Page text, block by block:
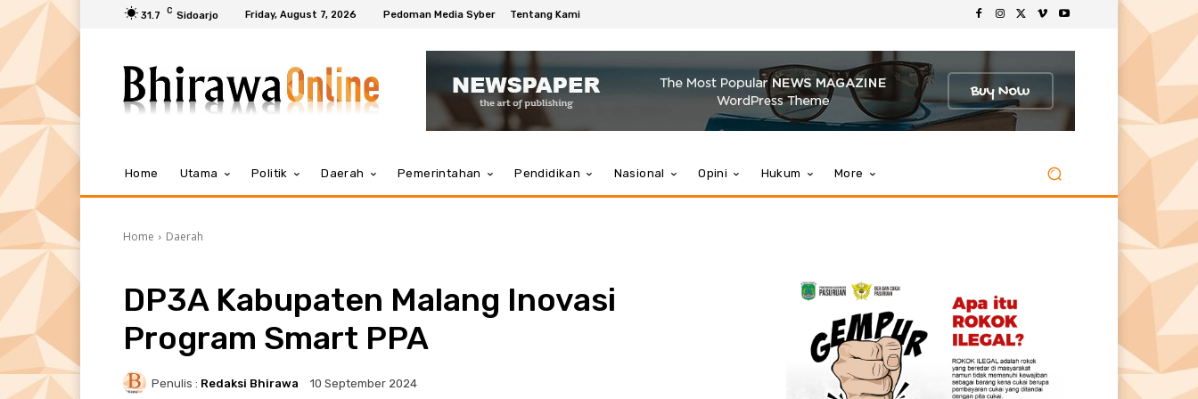
31.7 C Sidoarjo Friday, August 7, 2026 Pedoman Media Syber Tentang Kami
Home Utama Politik Daerah Pemerintahan Pendidikan Nasional Opini Hukum More
Home Daerah
DP3A Kabupaten Malang Inovasi
Program Smart PPA
Penulis : Redaksi Bhirawa 10 September 2024